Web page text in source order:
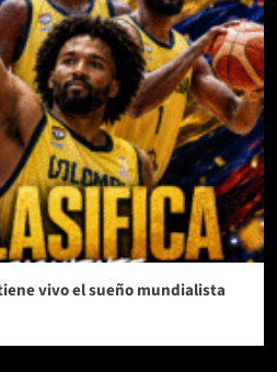
vivo el sueño mundialista